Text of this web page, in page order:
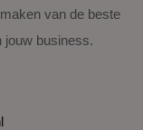
van de beste
jouw business.